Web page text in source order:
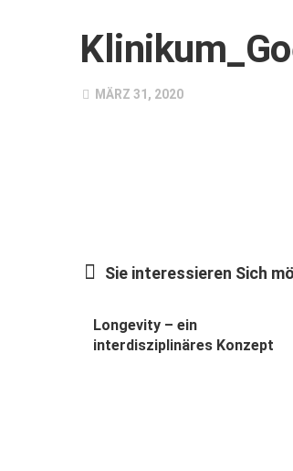
MÄRZ 31, 2020
Sie interessieren Sich
Longevity – ein
interdisziplinäres Konzept